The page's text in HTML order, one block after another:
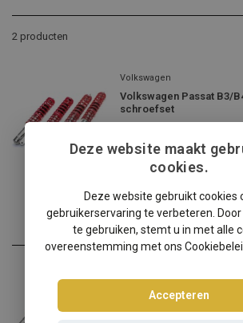
2 producten
Volkswagen
Volkswagen Passat B3/
schroefset
€324,95
Volkswagen Passat B3/
schroefset
Deze website maakt
cookies.
Deze website gebruikt cookies
gebruikerservaring te verbeteren.
te gebruiken, stemt u in met alle
overeenstemming met ons
Accepteren